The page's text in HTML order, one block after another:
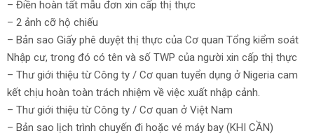
– Điền hoàn tất mẫu đơn xin cấp thị thực
– 2 ảnh cỡ hộ chiếu
– Bản sao Giấy phê duyệt thị thực của Cơ quan Tổng kiểm soát
Nhập cư, trong đó có tên và số TWP của người xin cấp thị thực
– Thư giới thiệu từ Công ty / Cơ quan tuyển dụng ở Nigeria cam
kết chịu hoàn toàn trách nhiệm về việc xuất nhập cảnh.
– Thư giới thiệu từ Công ty / Cơ quan ở Việt Nam
– Bản sao lịch trình chuyến đi hoặc vé máy bay (KHI CẦN)